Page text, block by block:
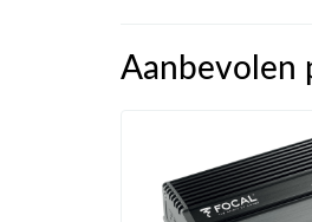
Aanbevolen